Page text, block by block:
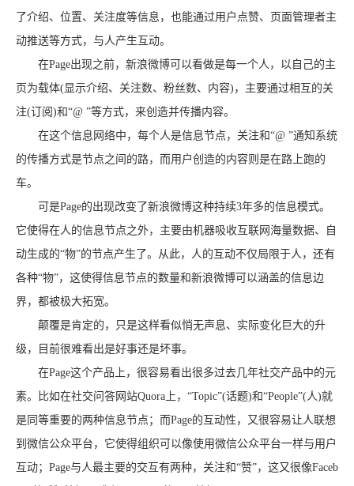
了介绍、位置、关注度等信息，也能通过用户点赞、页面管理者主
动推送等方式，与人产生互动。
在Page出现之前，新浪微博可以看做是每一个人，以自己的主
页为载体(显示介绍、关注数、粉丝数、内容)，主要通过相互的关
注(订阅)和“@ ”等方式，来创造并传播内容。
在这个信息网络中，每个人是信息节点，关注和“@ ”通知系统
的传播方式是节点之间的路，而用户创造的内容则是在路上跑的
车。
可是Page的出现改变了新浪微博这种持续3年多的信息模式。
它使得在人的信息节点之外，主要由机器吸收互联网海量数据、自
动生成的“物”的节点产生了。从此，人的互动不仅局限于人，还有
各种“物”，这使得信息节点的数量和新浪微博可以涵盖的信息边
界，都被极大拓宽。
颠覆是肯定的，只是这样看似悄无声息、实际变化巨大的升
级，目前很难看出是好事还是坏事。
在Page这个产品上，很容易看出很多过去几年社交产品中的元
素。比如在社交问答网站Quora上，“Topic”(话题)和“People”(人)就
是同等重要的两种信息节点；而Page的互动性，又很容易让人联想
到微信公众平台，它使得组织可以像使用微信公众平台一样与用户
互动；Page与人最主要的交互有两种，关注和“赞”，这又很像Faceb